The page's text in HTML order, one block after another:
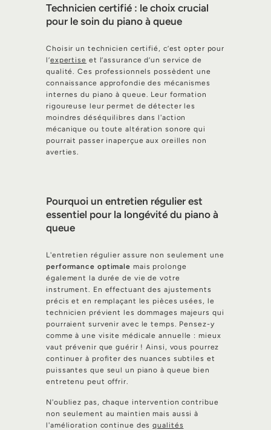
Technicien certifié : le choix crucial
pour le soin du piano à queue
Choisir un technicien certifié, c’est opter pour
l’expertise et l’assurance d’un service de
qualité. Ces professionnels possèdent une
connaissance approfondie des mécanismes
internes du piano à queue. Leur formation
rigoureuse leur permet de détecter les
moindres déséquilibres dans l'action
mécanique ou toute altération sonore qui
pourrait passer inaperçue aux oreilles non
averties.
Pourquoi un entretien régulier est
essentiel pour la longévité du piano à
queue
L'entretien régulier assure non seulement une
performance optimale mais prolonge
également la durée de vie de votre
instrument. En effectuant des ajustements
précis et en remplaçant les pièces usées, le
technicien prévient les dommages majeurs qui
pourraient survenir avec le temps. Pensez-y
comme à une visite médicale annuelle : mieux
vaut prévenir que guérir ! Ainsi, vous pourrez
continuer à profiter des nuances subtiles et
puissantes que seul un piano à queue bien
entretenu peut offrir.
N'oubliez pas, chaque intervention contribue
non seulement au maintien mais aussi à
l'amélioration continue desqualités